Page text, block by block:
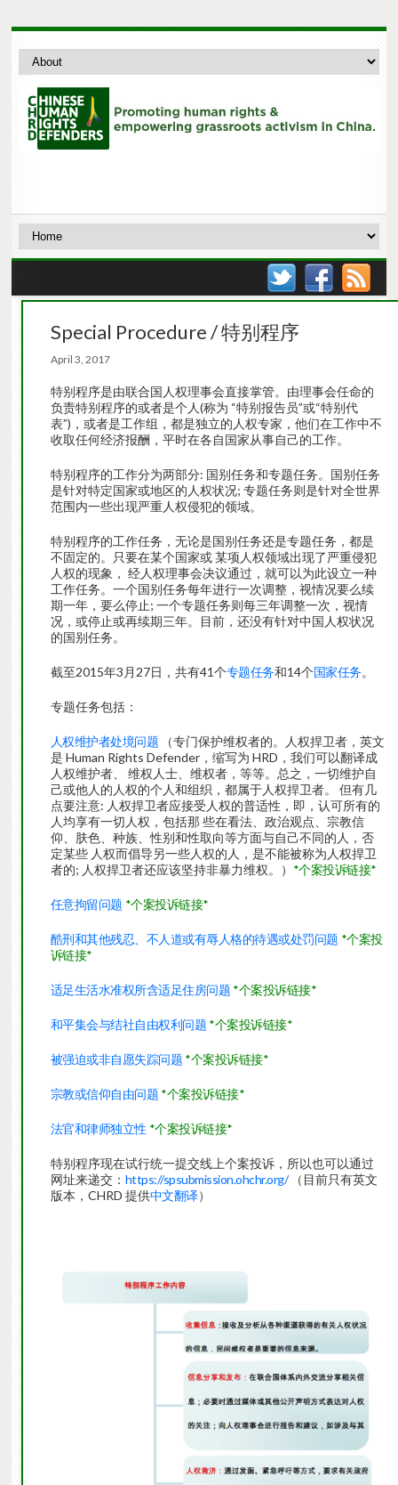
Special Procedure / 特别程序
April 3, 2017
特别程序是由联合国人权理事会直接掌管。由理事会任命的
负责特别程序的或者是个人(称为 “特别报告员”或“特别代
表”)，或者是工作组，都是独立的人权专家，他们在工作中不
收取任何经济报酬，平时在各自国家从事自己的工作。
特别程序的工作分为两部分: 国别任务和专题任务。国别任务
是针对特定国家或地区的人权状况; 专题任务则是针对全世界
范围内一些出现严重人权侵犯的领域。
特别程序的工作任务，无论是国别任务还是专题任务，都是
不固定的。只要在某个国家或 某项人权领域出现了严重侵犯
人权的现象， 经人权理事会决议通过，就可以为此设立一种
工作任务。一个国别任务每年进行一次调整，视情况要么续
期一年，要么停止; 一个专题任务则每三年调整一次，视情
况，或停止或再续期三年。目前，还没有针对中国人权状况
的国别任务。
截至2015年3月27日，共有41个专题任务和14个国家任务。
专题任务包括：
人权维护者处境问题 （专门保护维权者的。人权捍卫者，英文
是 Human Rights Defender，缩写为 HRD，我们可以翻译成
人权维护者、 维权人士、维权者，等等。总之，一切维护自
己或他人的人权的个人和组织，都属于人权捍卫者。 但有几
点要注意: 人权捍卫者应接受人权的普适性，即，认可所有的
人均享有一切人权，包括那 些在看法、政治观点、宗教信
仰、肤色、种族、性别和性取向等方面与自己不同的人，否
定某些 人权而倡导另一些人权的人，是不能被称为人权捍卫
者的; 人权捍卫者还应该坚持非暴力维权。） *个案投诉链接*
任意拘留问题 *个案投诉链接*
酷刑和其他残忍、不人道或有辱人格的待遇或处罚问题 *个案投
诉链接*
适足生活水准权所含适足住房问题 *个案投诉链接*
和平集会与结社自由权利问题 *个案投诉链接*
被强迫或非自愿失踪问题 *个案投诉链接*
宗教或信仰自由问题 *个案投诉链接*
法官和律师独立性 *个案投诉链接*
特别程序现在试行统一提交线上个案投诉，所以也可以通过
网址来递交： https://spsubmission.ohchr.org/（目前只有英文
版本，CHRD 提供中文翻译）